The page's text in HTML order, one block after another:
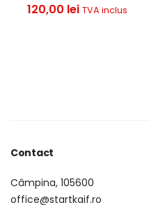
120,00 lei TVA inclus
Contact
Câmpina, 105600
office@startkaif.ro